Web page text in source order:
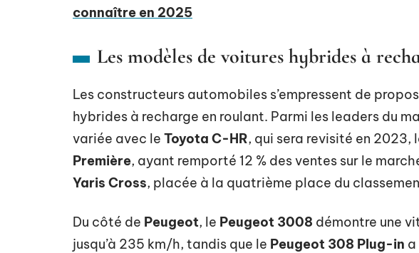
connaître en 2025
Les modèles de voitures hybrides à
Les constructeurs automobiles s’empressent de
hybrides à recharge en roulant. Parmi les leaders du
variée avec le Toyota C-HR, qui sera revisité en 2023,
Première, ayant remporté 12 % des ventes sur le
Yaris Cross, placée à la quatrième place du
Du côté de Peugeot, le Peugeot 3008 démontre une
jusqu’à 235 km/h, tandis que le Peugeot 308 Plug-in a